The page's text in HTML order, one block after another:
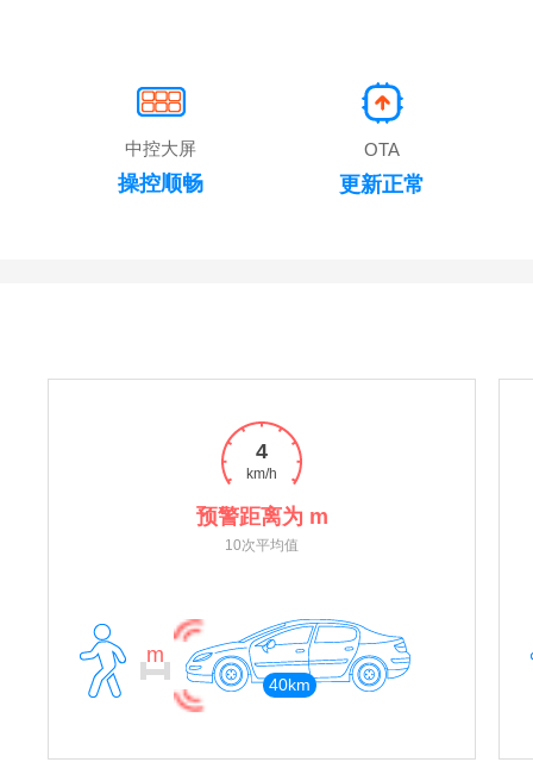
中控大屏
操控顺畅
OTA
更新正常
4
km/h
预警距离为 m
10次平均值
m
40km